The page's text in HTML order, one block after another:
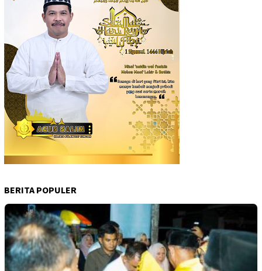
BERITA POPULER